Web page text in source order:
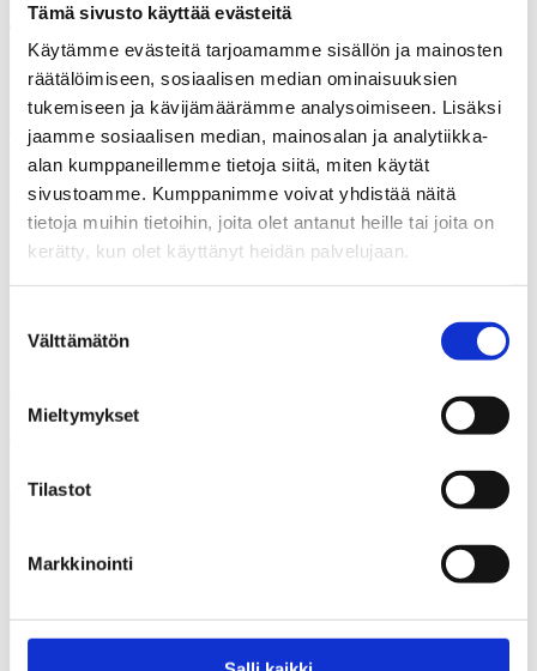
Tämä sivusto käyttää evästeitä
Käytämme evästeitä tarjoamamme sisällön ja mainosten
räätälöimiseen, sosiaalisen median ominaisuuksien
tukemiseen ja kävijämäärämme analysoimiseen. Lisäksi
jaamme sosiaalisen median, mainosalan ja analytiikka-
alan kumppaneillemme tietoja siitä, miten käytät
sivustoamme. Kumppanimme voivat yhdistää näitä
tietoja muihin tietoihin, joita olet antanut heille tai joita on
kerätty, kun olet käyttänyt heidän palvelujaan.
valinta
Välttämätön
Mieltymykset
Tilastot
Markkinointi
tutkimuksen toteutti Kantar TNS Oy. Kunnallisalan
kehittämissäätiön tuoreimmassa vuoden 2019 Ilmapuntari-
tutkimuksessa selvitettiin, missä määrin kansalaisten luottamusta
kohdentuu yleisesti ottaen median eri uutisalueisiin.
Tutkimusaineisto on koottu Gallup Kanavalla 6.-11.9.2019.
Haastatteluja tehtiin yhteensä 1 127. Vastaajat edustavat maamme
18–79 vuotta täyttänyttä väestöä Ahvenanmaata lukuun ottamatta.
Tutkimuksen tulosten virhemarginaali on suurimmillaan vajaat
kolme prosenttiyksikköä suuntaansa.
Lisätietoja: Asiamies Antti Mykkänen, puh. 0400 – 570 087
Jaa artikkeli
Email this Page
näistä
ajankohtaiset